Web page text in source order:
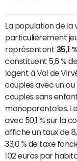
La population de la
particulièrement
représentent 35,1
constituent 5,6 %
logent à Val de
couples avec un ou
couples sans
monoparentales.
avec 50,1 % sur la
affiche un taux de
33,0 % de taxe
102 euros par